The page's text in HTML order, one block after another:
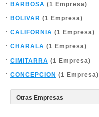
BARBOSA (1 Empresa)
BOLIVAR (1 Empresa)
CALIFORNIA (1 Empresa)
CHARALA (1 Empresa)
CIMITARRA (1 Empresa)
CONCEPCION (1 Empresa)